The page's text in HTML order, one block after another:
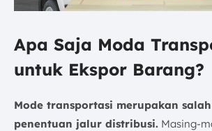
Apa Saja Moda
untuk Ekspor Barang?
Mode transportasi merupakan
penentuan jalur distribusi. Masing-